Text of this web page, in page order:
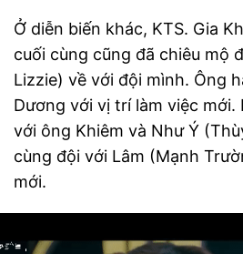
Ở diễn biến khác, KTS. Gia
cuối cùng cũng đã chiêu mộ
Lizzie) về với đội mình. Ông
Dương với vị trí làm việc
với ông Khiêm và Như Ý
cùng đội với Lâm (Mạnh
mới.